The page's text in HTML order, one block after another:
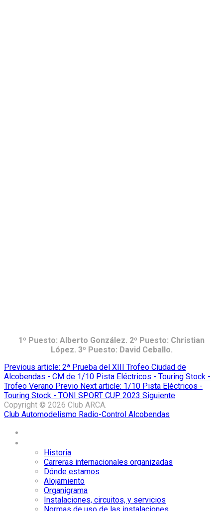
1º Puesto: Alberto González. 2º Puesto: Christian
López. 3º Puesto: David Ceballo.
Previous article: 2ª Prueba del XIII Trofeo Ciudad de
Alcobendas - CM de 1/10 Pista Eléctricos - Touring Stock -
Trofeo Verano Previo Next article: 1/10 Pista Eléctricos -
Touring Stock - TONI SPORT CUP 2023 Siguiente
Copyright © 2026 Club ARCA.
Club Automodelismo Radio-Control Alcobendas
Historia
Carreras internacionales organizadas
Dónde estamos
Alojamiento
Organigrama
Instalaciones, circuitos, y servicios